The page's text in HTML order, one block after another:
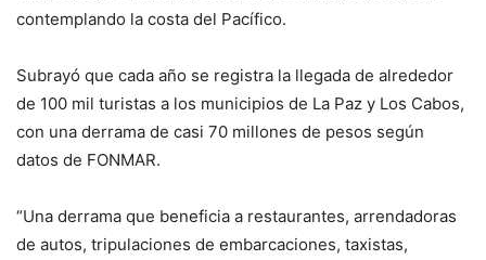
contemplando la costa del Pacífico.
Subrayó que cada año se registra la llegada de alrededor
de 100 mil turistas a los municipios de La Paz y Los Cabos,
con una derrama de casi 70 millones de pesos según
datos de FONMAR.
“Una derrama que beneficia a restaurantes, arrendadoras
de autos, tripulaciones de embarcaciones, taxistas,